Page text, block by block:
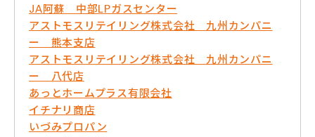
JA阿蘇 中部LPガスセンター
アストモスリテイリング株式会社 九州カンパニ
ー 熊本支店
アストモスリテイリング株式会社 九州カンパニ
ー 八代店
あっとホームプラス有限会社
イチナリ商店
いづみプロパン